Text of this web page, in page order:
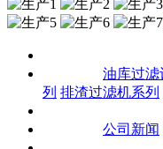
油库过滤
列 排渣过滤机系列
公司新闻